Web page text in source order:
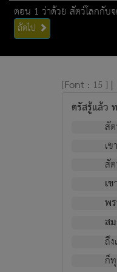
ตอน 1 ว่าด้วย สัตว์โลกกับ
ถัดไป
[Font : 15 ] |
ตรัสรู้แล้ว
สั
เ
สั
เ
พ
ส
ถึ
ก็